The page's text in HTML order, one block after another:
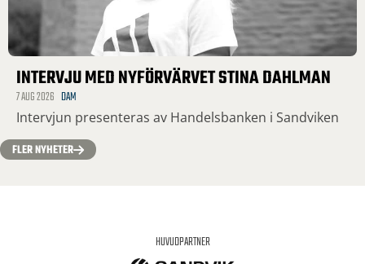
INTERVJU MED NYFÖRVÄRVET STINA DAHLMAN
7 AUG 2026 DAM
Intervjun presenteras av Handelsbanken i Sandviken
FLER NYHETER
HUVUDPARTNER